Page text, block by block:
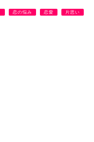
恋の悩み 恋愛 片思い